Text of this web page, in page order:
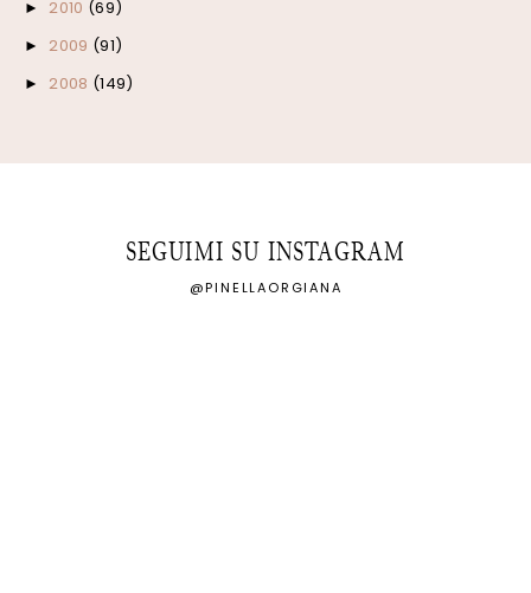
► 2010 (69)
► 2009 (91)
► 2008 (149)
SEGUIMI SU INSTAGRAM
@PINELLAORGIANA